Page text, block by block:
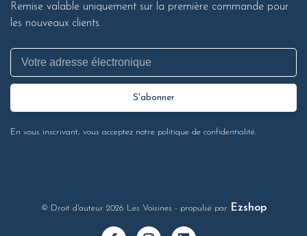
Remise valable uniquement sur la première commande pour
les nouveaux clients.
S'abonner
En vous inscrivant, vous acceptez notre politique de confidentialité.
© Droit d'auteur 2026 Les Voisines - propulsé par Ezshop